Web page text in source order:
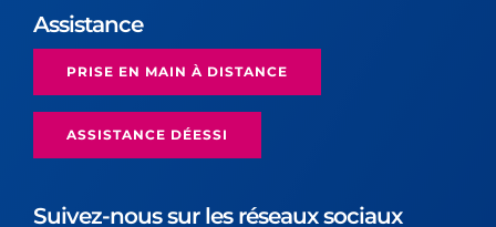
Assistance
PRISE EN MAIN À DISTANCE
ASSISTANCE DÉESSI
Suivez-nous sur les réseaux sociaux